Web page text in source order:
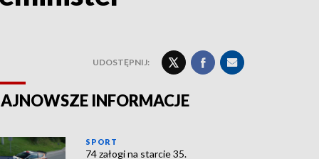
UDOSTĘPNIJ:
INFORMACJE
SPORT
74 załogi na starcie 35.